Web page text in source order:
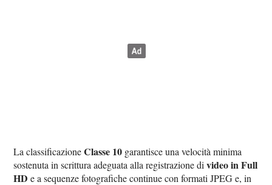
La classificazioneClasse 10 garantisce una velocità minima
sostenuta in scrittura adeguata alla registrazione divideo in Full
HD e a sequenze fotografiche continue con formati JPEG e, in